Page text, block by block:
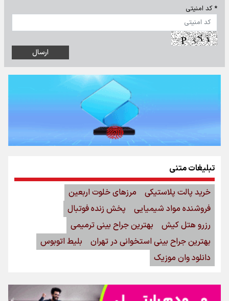
* کد امنیتی
تبلیغات متنی
خرید پالت پلاستیکی
مرزهای خلوت اربعین
فروشنده مواد شیمیایی
پخش زنده فوتبال
رزرو هتل کیش
بهترین جراح بینی ترمیمی
بهترین جراح بینی استخوانی در تهران
بلیط اتوبوس
دانلود وان موزیک